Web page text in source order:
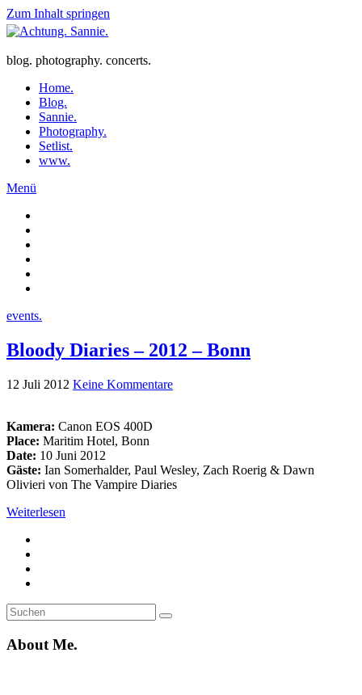
Zum Inhalt springen
blog. photography. concerts.
Home.
Blog.
Sannie.
Photography.
Setlist.
www.
Menü
events.
Bloody Diaries – 2012 – Bonn
12 Juli 2012 Keine Kommentare
Kamera: Canon EOS 400D
Place: Maritim Hotel, Bonn
Date: 10 Juni 2012
Gäste: Ian Somerhalder, Paul Wesley, Zach Roerig & Dawn
Olivieri von The Vampire Diaries
Weiterlesen
Suche
nach:
Suchen
About Me.